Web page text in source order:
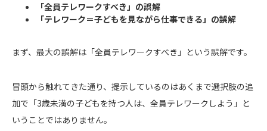
「全員テレワークすべき」の誤解
「テレワーク＝子どもを見ながら仕事できる」の誤解
まず、最大の誤解は「全員テレワークすべき」という誤解です。
冒頭から触れてきた通り、提示しているのはあくまで選択肢の追
加で「3歳未満の子どもを持つ人は、全員テレワークしよう」と
いうことではありません。